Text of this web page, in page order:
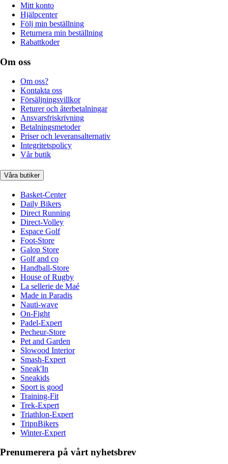
Mitt konto
Hjälpcenter
Följ min beställning
Returnera min beställning
Rabattkoder
Om oss
Om oss?
Kontakta oss
Försäljningsvillkor
Returer och återbetalningar
Ansvarsfriskrivning
Betalningsmetoder
Priser och leveransalternativ
Integritetspolicy
Vår butik
Våra butiker
Basket-Center
Daily Bikers
Direct Running
Direct-Volley
Espace Golf
Foot-Store
Galop Store
Golf and co
Handball-Store
House of Rugby
La sellerie de Maé
Made in Paradis
Nauti-wave
On-Fight
Padel-Expert
Pecheur-Store
Pet and Garden
Slowood Interior
Smash-Expert
Sneak'In
Sneakids
Sport is good
Training-Fit
Trek-Expert
Triathlon-Expert
TripnBikers
Winter-Expert
Prenumerera på vårt nyhetsbrev